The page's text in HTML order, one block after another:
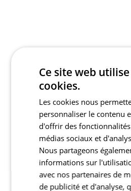
Ce site web
cookies.
Les cookies nous
personnaliser le contenu
d'offrir des
médias sociaux et
Nous partageons
informations sur
avec nos partenaires de
de publicité et d'analyse,